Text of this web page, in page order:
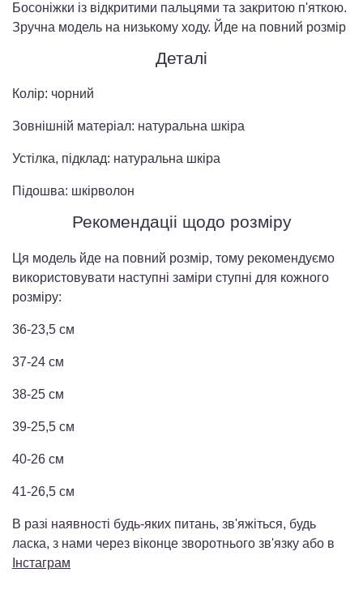
Босоніжки із відкритими пальцями та закритою п'яткою.
Зручна модель на низькому ходу. Йде на повний розмір
Деталі
Колір: чорний
Зовнішній матеріал: натуральна шкіра
Устілка, підклад: натуральна шкіра
Підошва: шкірволон
Рекомендаціі щодо розміру
Ця модель йде на повний розмір, тому рекомендуємо
використовувати наступні заміри ступні для кожного
розміру:
36-23,5 см
37-24 см
38-25 см
39-25,5 см
40-26 см
41-26,5 см
В разі наявності будь-яких питань, зв'яжіться, будь
ласка, з нами через віконце зворотнього зв'язку або в
Інстаграм